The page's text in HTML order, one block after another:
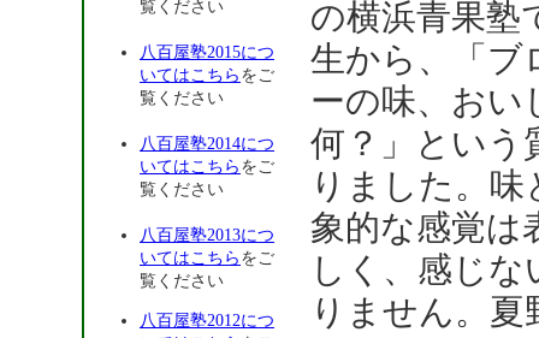
覧ください
八百屋塾2015につ
いてはこちら をご
覧ください
八百屋塾2014につ
いてはこちら をご
覧ください
八百屋塾2013につ
いてはこちら をご
覧ください
八百屋塾2012につ
の横浜青果塾
生から、「ブ
ーの味、おい
何？」という
りました。味
象的な感覚は
しく、感じな
りません。夏